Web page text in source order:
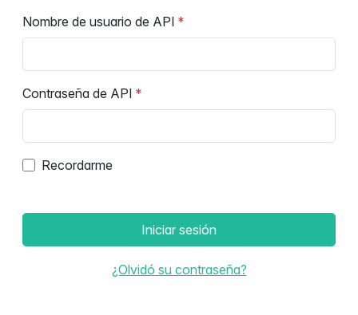
Nombre de usuario de API
Contraseña de API
Recordarme
Iniciar sesión
¿Olvidó su contraseña?